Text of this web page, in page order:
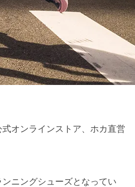
オンラインストア、ホカ直営
ニングシューズとなってい